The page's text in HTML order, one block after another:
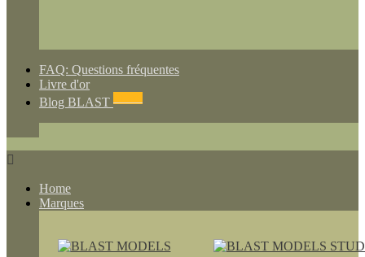
FAQ: Questions fréquentes
Livre d'or
Blog BLAST

Home
Marques